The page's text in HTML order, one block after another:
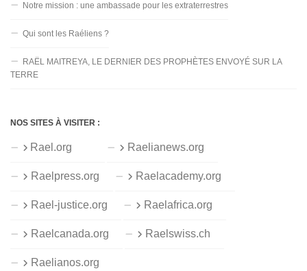
Notre mission : une ambassade pour les extraterrestres
Qui sont les Raéliens ?
RAËL MAITREYA, LE DERNIER DES PROPHÈTES ENVOYÉ SUR LA
TERRE
NOS SITES À VISITER :
Rael.org Raelianews.org
Raelpress.org Raelacademy.org
Rael-justice.org Raelafrica.org
Raelcanada.org Raelswiss.ch
Raelianos.org